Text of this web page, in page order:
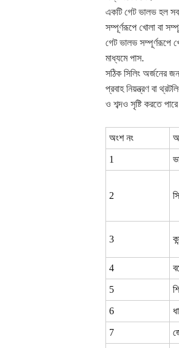
একটি গেট ভালভ হল
সম্পূর্ণরূপে খোলা বা
গেট ভালভ সম্পূর্ণরূপে
মাধ্যমে পাস.
সঠিক সিলিং অর্জনের
প্রবাহ নিয়ন্ত্রণ বা
ও শব্দও সৃষ্টি করতে
অংশ নং
1
2
3
4
5
6
7